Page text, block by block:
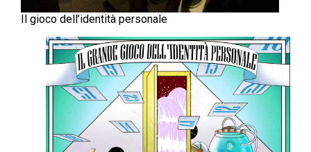
Il gioco dell’identità personale